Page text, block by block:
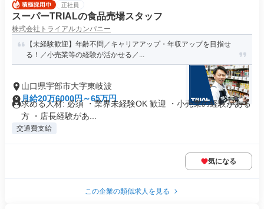
正社員
スーパーTRIALの食品売場スタッフ
株式会社トライアルカンパニー
【未経験歓迎】年齢不問／キャリアアップ・年収アップを目指せ
る！／小売業等の経験が活かせる／...
山口県宇部市大字東岐波
月給20万6000円～65万円
求める人材: 必須 ・業界未経験OK 歓迎 ・小売業の経験がある
方 ・店長経験があ...
交通費支給
気になる
この企業の類似求人を見る